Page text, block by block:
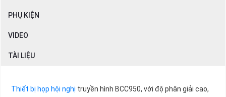
PHỤ KIỆN
VIDEO
TÀI LIỆU
Thiết bị họp hội nghị truyền hình BCC950, với độ phân giải cao,